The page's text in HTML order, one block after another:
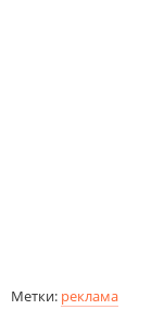
Метки: реклама